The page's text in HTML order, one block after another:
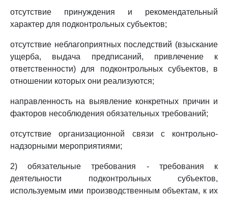
отсутствие принуждения и рекомендательный
характер для подконтрольных субъектов;
отсутствие неблагоприятных последствий (взыскание
ущерба, выдача предписаний, привлечение к
ответственности) для подконтрольных субъектов, в
отношении которых они реализуются;
направленность на выявление конкретных причин и
факторов несоблюдения обязательных требований;
отсутствие организационной связи с контрольно-
надзорными мероприятиями;
2) обязательные требования - требования к
деятельности подконтрольных субъектов,
используемым ими производственным объектам, к их